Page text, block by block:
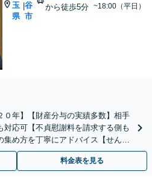
玉
県
|谷
市
から徒歩5分 ~18:00（平日）
０年】【財産分与の実績多数】相手
応可【不貞慰謝料を請求する側も
め方を丁寧にアドバイス【せんげ
料金表を見る